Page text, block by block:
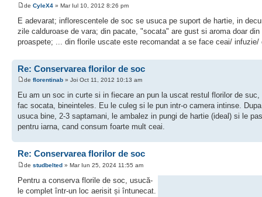
de CyleX4 » Mar Iul 10, 2012 8:26 pm
E adevarat; inflorescentele de soc se usuca pe suport de hartie, in
zile calduroase de vara; din pacate, "socata" are gust si aroma doar din
proaspete; ... din florile uscate este recomandat a se face ceai/ infuzie/
Re: Conservarea florilor de soc
de florentinab » Joi Oct 11, 2012 10:13 am
Eu am un soc in curte si in fiecare an pun la uscat restul florilor de suc,
fac socata, bineinteles. Eu le culeg si le pun intr-o camera intinse.
usuca bine, 2-3 saptamani, le ambalez in pungi de hartie (ideal) si le
pentru iarna, cand consum foarte mult ceai.
Re: Conservarea florilor de soc
de studbelted » Mar Iun 25, 2024 11:55 am
Pentru a conserva florile de soc, usucă-
le complet într-un loc aerisit și întunecat.